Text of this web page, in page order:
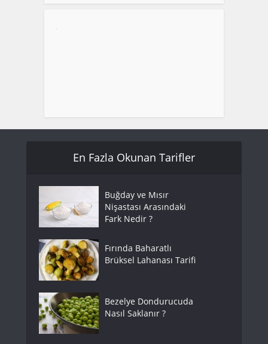
En Fazla Okunan Tarifler
Buğday ve Mısır
Nişastası Arasındaki
Fark Nedir ?
Fırında Baharatlı
Brüksel Lahanası Tarifi
Bezelye Dondurucuda
Nasıl Saklanır ?